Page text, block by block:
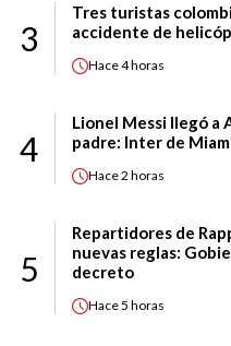
3
Tres turistas
accidente de
Hace4 horas
4
Lionel Messi llegó a
padre: Inter de
Hace2 horas
5
Repartidores de
nuevas reglas:
decreto
Hace5 horas